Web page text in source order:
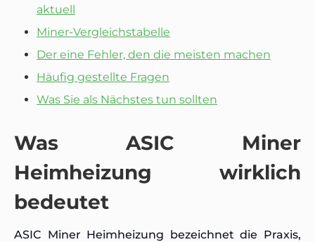
aktuell
Miner-Vergleichstabelle
Der eine Fehler, den die meisten machen
Häufig gestellte Fragen
Was Sie als Nächstes tun sollten
Was ASIC Miner
Heimheizung wirklich
bedeutet
ASIC Miner Heimheizung bezeichnet die Praxis,